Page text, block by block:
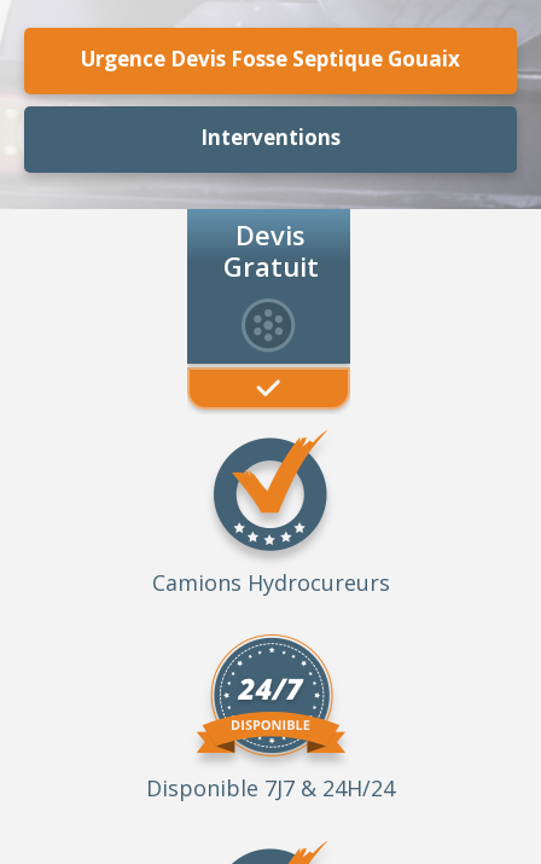
Urgence Devis Fosse Septique Gouaix
Interventions
Devis
Gratuit
Camions Hydrocureurs
Disponible 7J7 & 24H/24